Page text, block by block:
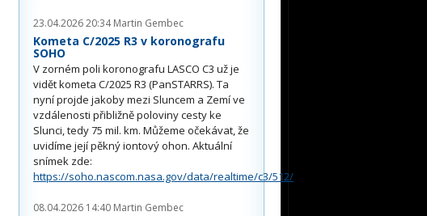
23.04.2026 20:34 Martin Gembec
Kometa C/2025 R3 v koronografu
SOHO
V zorném poli koronografu LASCO C3 už je
vidět kometa C/2025 R3 (PanSTARRS). Ta
nyní projde jakoby mezi Sluncem a Zemí ve
vzdálenosti přibližně poloviny cesty ke
Slunci, tedy 75 mil. km. Můžeme očekávat, že
uvidíme její pěkný iontový ohon. Aktuální
snímek zde:
https://soho.nascom.nasa.gov/data/realtime/c3/512/
08.04.2026 14:40 Martin Gembec